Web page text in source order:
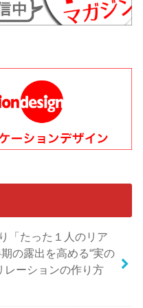
「たった１人のリア
の露出を高める“実の
レーションの作り方